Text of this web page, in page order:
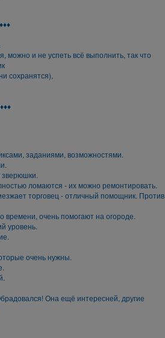
можно и не успеть всё выполнить, так что
сохранятся),
заданиями, возможностями.
ломаются - их можно ремонтировать.
торговец - отличный помощник. Против
времени, очень помогают на огороде.
уровень.
очень нужны.
Она ещё интересней, другие